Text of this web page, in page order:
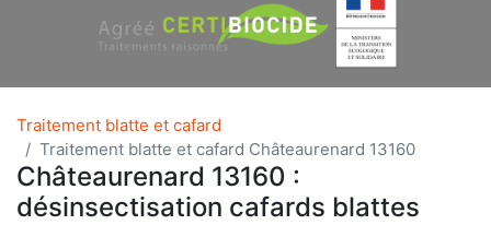
Traitement blatte et cafard
Traitement blatte et cafard Châteaurenard 13160
Châteaurenard 13160 :
désinsectisation cafards blattes